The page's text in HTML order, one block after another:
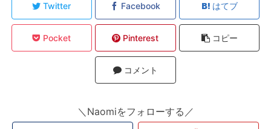
Twitter Facebook はてブ
Pocket Pinterest コピー
コメント
＼Naomiをフォローする／